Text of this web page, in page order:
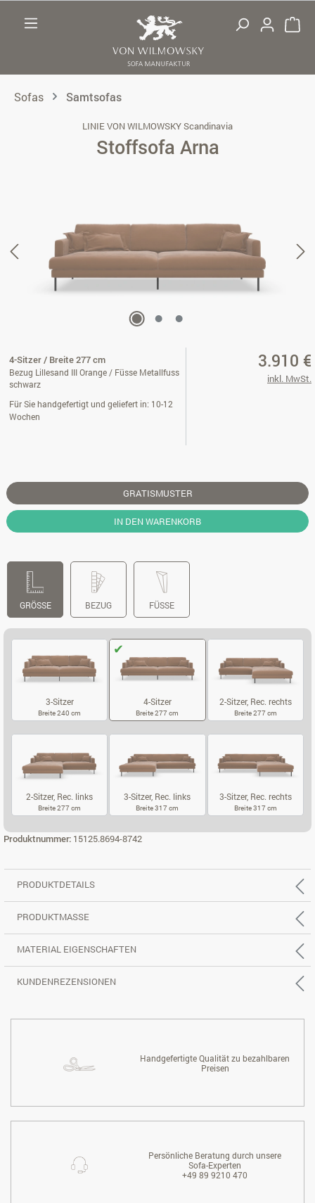
Sofas Samtsofas
LINIE VON WILMOWSKY Scandinavia
Stoffsofa Arna
4-Sitzer / Breite 277 cm
Bezug Lillesand III Orange / Füsse Metallfuss
schwarz
Für Sie handgefertigt und geliefert in: 10-12
Wochen
3.910 €
inkl. MwSt.
GRATISMUSTER
IN DEN WARENKORB
GRÖSSE BEZUG FÜSSE
3-Sitzer
Breite 240 cm
4-Sitzer
Breite 277 cm
2-Sitzer, Rec. rechts
Breite 277 cm
2-Sitzer, Rec. links
Breite 277 cm
3-Sitzer, Rec. links
Breite 317 cm
3-Sitzer, Rec. rechts
Breite 317 cm
Produktnummer: 15125.8694-8742
PRODUKTDETAILS
PRODUKTMASSE
MATERIAL EIGENSCHAFTEN
KUNDENREZENSIONEN
Handgefertigte Qualität zu bezahlbaren
Preisen
Persönliche Beratung durch unsere
Sofa-Experten
+49 89 9210 470